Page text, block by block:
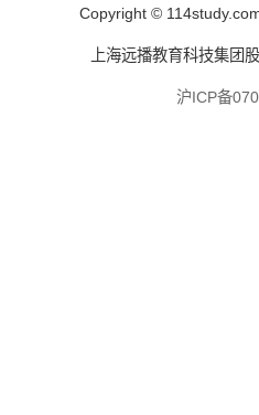
Copyright ©
上海远播教育科技集团
沪ICP备